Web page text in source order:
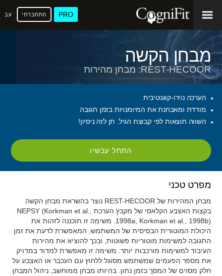
PRO התחברתי
מבחן הקשה
REST-HECOOR: מבחן מהירות
הערכה נוירו-קוגנטיבית
מודדת ומאבחנת את המיומנויות בזמן תגובה
השווה תוצאות לפי קבוצת הגיל. תן לזה ניסיון!
התחל עכשיו
מפרט טכני
מבחן המהירות של REST-HECOOR נוצר בהשראת מבחן הקשה
בקצות האצבע הקלאסי של מקבץ הערכת NEPSY (Korkman et al.,
1998a, Korkman et al., 1998b). משימה זו תוכננה לזהות את
היכולת המוטורית הבסיסית של המשתמש, המאפשרת לדעת את זמן
התגובה למשימות מוטוריות פשוטות, ובכך להוציא את מהירות
העיבוד למשימות מורכבות יותר. משימה זו מאפשרת למדוד במדויק
את מספר הפעמים שמשתמש מסוגל ללחוץ עם העכבר או האצבע על
חלק מסוים של המסך בזמן נתון. בהיותו מבחן ממוחשב, ניהול המבחן